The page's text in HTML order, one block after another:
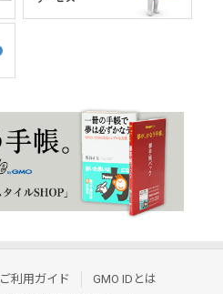
ご利用ガイド
GMO IDとは